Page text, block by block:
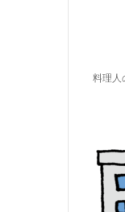
料理人